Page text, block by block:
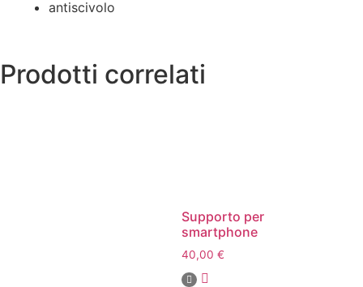
antiscivolo
Prodotti correlati
Supporto per
smartphone
40,00 €